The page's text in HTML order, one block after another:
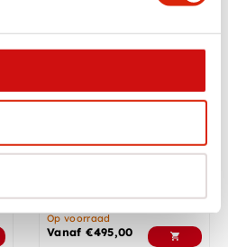
Op voorraad
Vanaf€495,00